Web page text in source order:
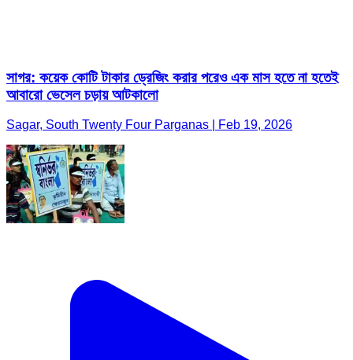
সাগর: কয়েক কোটি টাকার ড্রেজিং করার পরেও এক মাস হতে না হতেই
আবারো ভেসেল চড়ায় আটকালো
Sagar, South Twenty Four Parganas | Feb 19, 2026